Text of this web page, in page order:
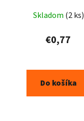
Skladom (2 ks)
€0,77
Do košíka